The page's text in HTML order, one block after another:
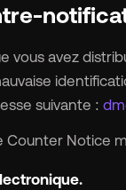
vous avez
suivante :
Counter